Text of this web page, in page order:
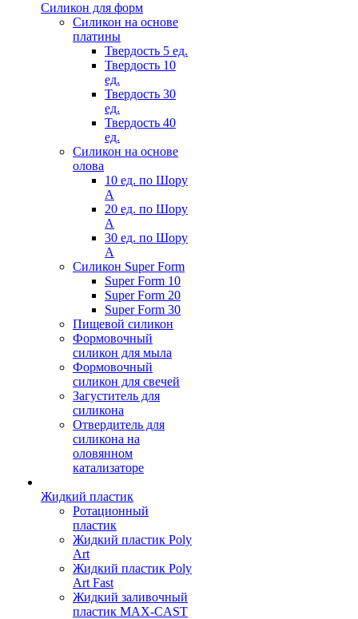
Силикон для форм
Силикон на основе
платины
Твердость 5 ед.
Твердость 10
ед.
Твердость 30
ед.
Твердость 40
ед.
Силикон на основе
олова
10 ед. по Шору
А
20 ед. по Шору
А
30 ед. по Шору
А
Силикон Super Form
Super Form 10
Super Form 20
Super Form 30
Пищевой силикон
Формовочный
силикон для мыла
Формовочный
силикон для свечей
Загуститель для
силикона
Отвердитель для
силикона на
оловянном
катализаторе
Жидкий пластик
Ротационный
пластик
Жидкий пластик Poly
Art
Жидкий пластик Poly
Art Fast
Жидкий заливочный
пластик MAX-CAST